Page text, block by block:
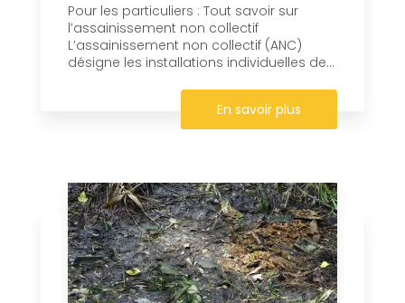
Pour les particuliers : Tout savoir sur
l’assainissement non collectif
L’assainissement non collectif (ANC)
désigne les installations individuelles de...
En savoir plus